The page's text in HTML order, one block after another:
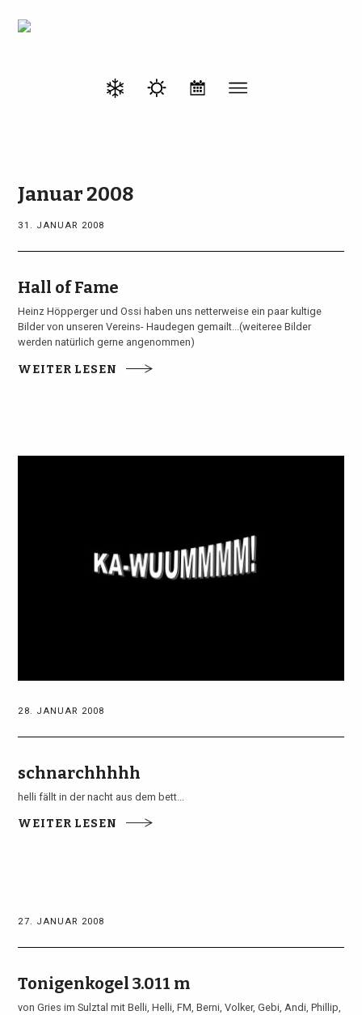
Januar 2008
31. JANUAR 2008
Hall of Fame
Heinz Höpperger und Ossi haben uns netterweise ein paar kultige
Bilder von unseren Vereins- Haudegen gemailt...(weiteree Bilder
werden natürlich gerne angenommen)
WEITER LESEN
28. JANUAR 2008
schnarchhhhh
helli fällt in der nacht aus dem bett...
WEITER LESEN
27. JANUAR 2008
Tonigenkogel 3.011 m
von Gries im Sulztal mit Belli, Helli, FM, Berni, Volker, Gebi, Andi, Phillip,